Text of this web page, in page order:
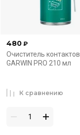
480 ₽
Очиститель контактов
GARWIN PRO 210 мл
К сравнению